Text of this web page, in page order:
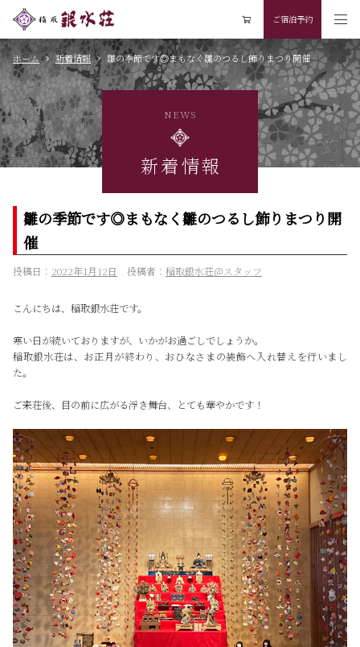
ご宿泊予約
NEWS
新着情報
ホーム 新着情報 雛の季節です◎まもなく雛のつるし飾りまつり開催
雛の季節です◎まもなく雛のつるし飾りまつり開
催
投稿日： 2022年1月12日 投稿者： 稲取銀水荘＠スタッフ
こんにちは、稲取銀水荘です。
寒い日が続いておりますが、いかがお過ごしでしょうか。
稲取銀水荘は、お正月が終わり、おひなさまの装飾へ入れ替えを行いまし
た。
ご来荘後、目の前に広がる浮き舞台、とても華やかです！